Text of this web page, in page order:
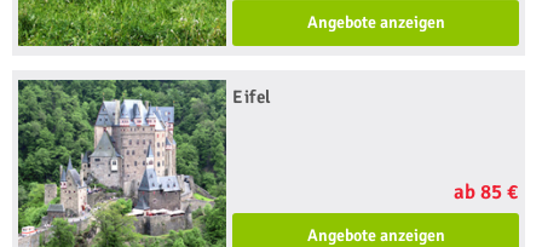
Angebote anzeigen
Eifel
ab 85 €
Angebote anzeigen